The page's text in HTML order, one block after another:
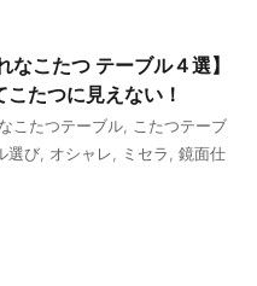
こたつ テーブル４選】
たつに見えない！
こたつテーブル
こたつテーブ
選び オシャレ ミセラ
鏡面仕